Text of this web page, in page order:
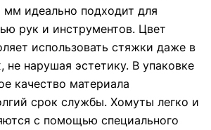
мм идеально подходит для
рук и инструментов. Цвет
использовать стяжки даже в
нарушая эстетику. В упаковке
качество материала
срок службы. Хомуты легко и
с помощью специального